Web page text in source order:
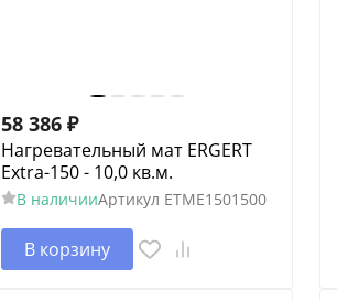
58 386 ₽
Нагревательный мат ERGERT
Extra-150 - 10,0 кв.м.
В наличииАртикул ETME1501500
В корзину